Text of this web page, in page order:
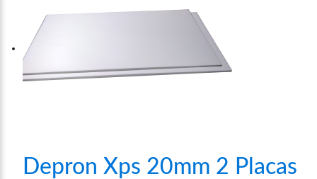
Depron Xps 20mm 2 Placas